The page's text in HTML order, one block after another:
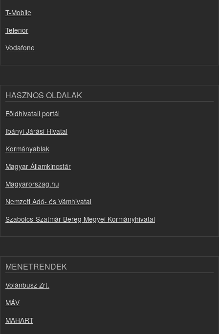
T-Mobile
Telenor
Vodafone
HASZNOS OLDALAK
Földhivatali portál
Ibányi Járási Hivatal
Kormányablak
Magyar Államkincstár
Magyarorszag.hu
Nemzeti Adó- és Vámhivatal
Szabolcs-Szatmár-Bereg Megyei Kormányhivatal
MENETRENDEK
Volánbusz Zrt.
MÁV
MAHART